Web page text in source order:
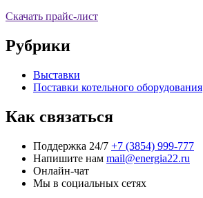
Скачать прайс-лист
Рубрики
Выставки
Поставки котельного оборудования
Как связаться
Поддержка 24/7 +7 (3854) 999-777
Напишите нам mail@energia22.ru
Онлайн-чат
Мы в социальных сетях